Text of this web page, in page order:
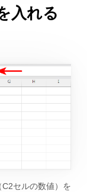
入れる
C2セルの数値）を